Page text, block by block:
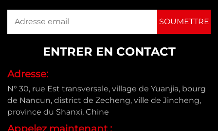
ENTRER EN CONTACT
Adresse:
N° 30, rue Est transversale, village de Yuanjia, bourg
de Nancun, district de Zecheng, ville de Jincheng,
province du Shanxi, Chine
Appelez maintenant :